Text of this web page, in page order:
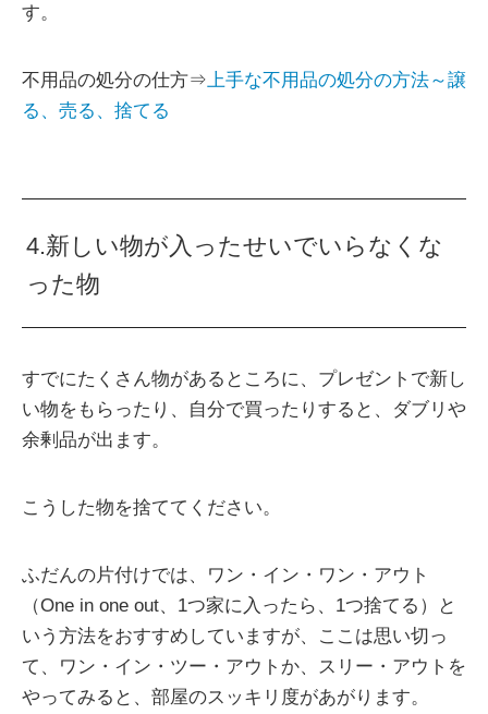
す。
不用品の処分の仕方⇒上手な不用品の処分の方法～譲
る、売る、捨てる
4.新しい物が入ったせいでいらなくな
った物
すでにたくさん物があるところに、プレゼントで新し
い物をもらったり、自分で買ったりすると、ダブリや
余剰品が出ます。
こうした物を捨ててください。
ふだんの片付けでは、ワン・イン・ワン・アウト
（One in one out、1つ家に入ったら、1つ捨てる）と
いう方法をおすすめしていますが、ここは思い切っ
て、ワン・イン・ツー・アウトか、スリー・アウトを
やってみると、部屋のスッキリ度があがります。